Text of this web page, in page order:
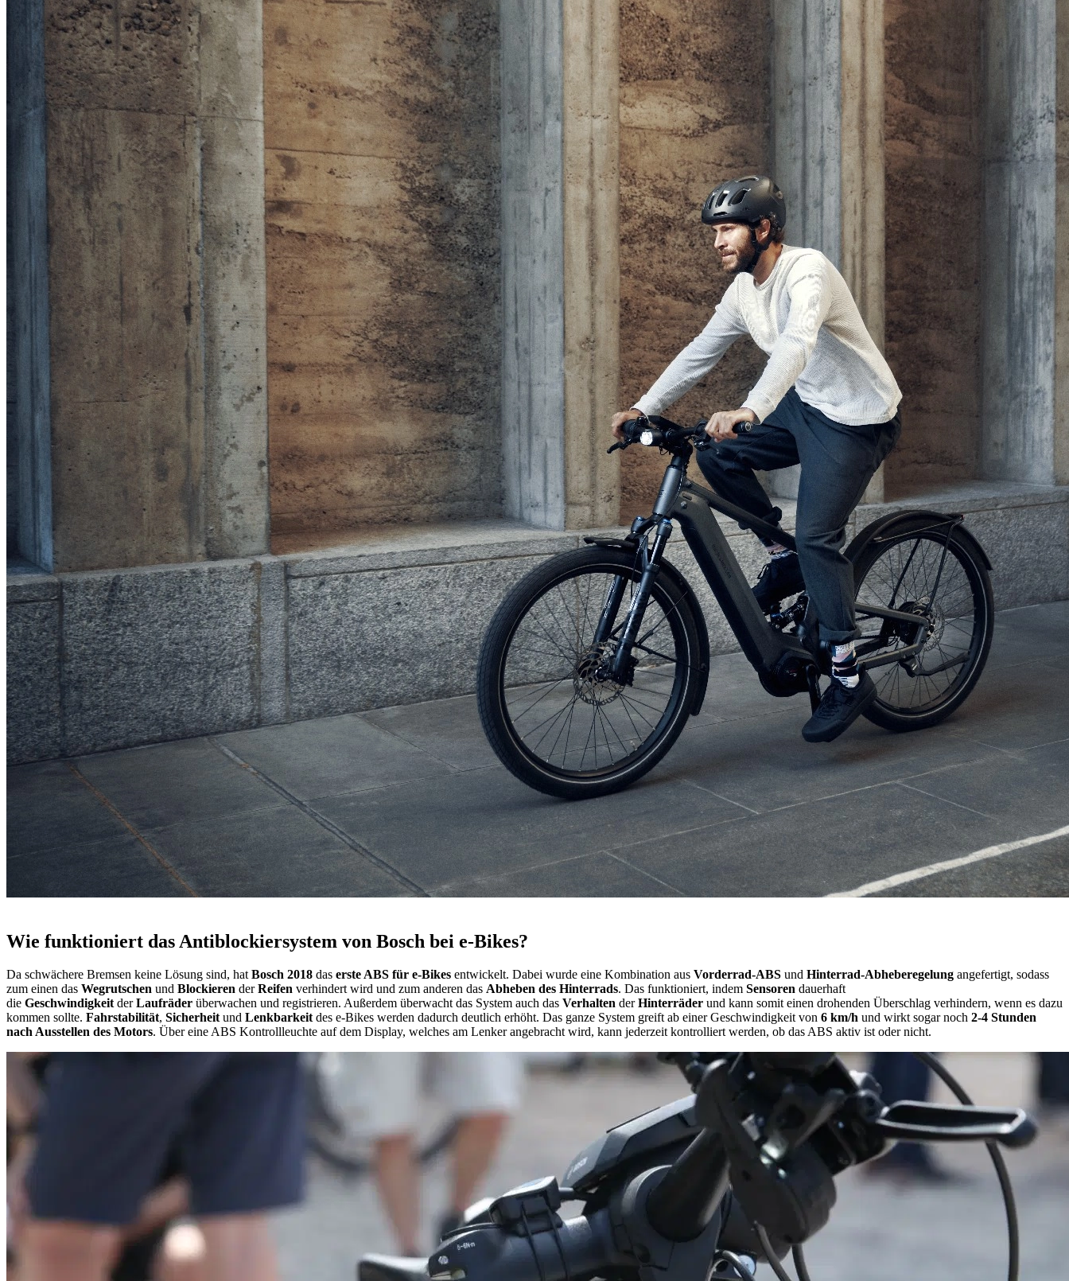
Wie funktioniert das Antiblockiersystem von Bosch bei e-Bikes?
Da schwächere Bremsen keine Lösung sind, hatBosch 2018 das erste ABS für e-Bikes entwickelt. Dabei wurde eine Kombination aus Vorderrad-ABS und Hinterrad-Abheberegelung angefertigt, sodass
zum einen das Wegrutschen und Blockieren derReifen verhindert wird und zum anderen das Abheben des Hinterrads. Das funktioniert, indem Sensoren dauerhaft
die GeschwindigkeitderLaufräder überwachen und registrieren. Außerdem überwacht das System auch das Verhalten derHinterräder und kann somit einen drohenden Überschlag verhindern, wenn es dazu
kommen sollte. Fahrstabilität, Sicherheitund Lenkbarkeitdes e-Bikes werden dadurch deutlich erhöht. Das ganze System greift ab einer Geschwindigkeit von 6 km/h und wirkt sogar noch 2-4 Stunden
nach Ausstellen des Motors. Über eine ABS Kontrollleuchte auf dem Display, welches am Lenker angebracht wird, kann jederzeit kontrolliert werden, ob das ABS aktiv ist oder nicht.